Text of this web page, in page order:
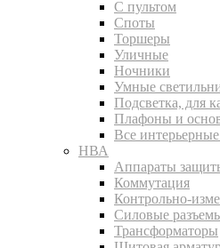
С пультом
Споты
Торшеры
Уличные
Ночники
Умные
Подсветка, для
Плафоны и
Все
НВА
Аппараты
Коммутация
Контрольно-
Силовые
Трансформаторы